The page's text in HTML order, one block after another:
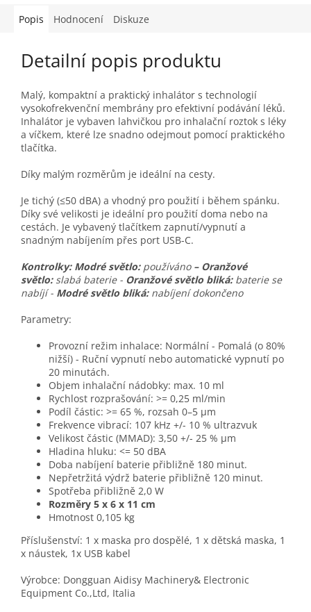
Popis Hodnocení Diskuze
Detailní popis produktu
Malý, kompaktní a praktický inhalátor s technologií
vysokofrekvenční membrány pro efektivní podávání léků.
Inhalátor je vybaven lahvičkou pro inhalační roztok s léky
a víčkem, které lze snadno odejmout pomocí praktického
tlačítka.
Díky malým rozměrům je ideální na cesty.
Je tichý (≤50 dBA) a vhodný pro použití i během spánku.
Díky své velikosti je ideální pro použití doma nebo na
cestách. Je vybavený tlačítkem zapnutí/vypnutí a
snadným nabíjením přes port USB-C.
Kontrolky: Modré světlo: používáno – Oranžové
světlo: slabá baterie - Oranžové světlo bliká: baterie se
nabíjí - Modré světlo bliká: nabíjení dokončeno
Parametry:
Provozní režim inhalace: Normální - Pomalá (o 80%
nižší) - Ruční vypnutí nebo automatické vypnutí po
20 minutách.
Objem inhalační nádobky: max. 10 ml
Rychlost rozprašování: >= 0,25 ml/min
Podíl částic: >= 65 %, rozsah 0–5 μm
Frekvence vibrací: 107 kHz +/- 10 % ultrazvuk
Velikost částic (MMAD): 3,50 +/- 25 % μm
Hladina hluku: <= 50 dBA
Doba nabíjení baterie přibližně 180 minut.
Nepřetržitá výdrž baterie přibližně 120 minut.
Spotřeba přibližně 2,0 W
Rozměry 5 x 6 x 11 cm
Hmotnost 0,105 kg
Příslušenství: 1 x maska pro dospělé, 1 x dětská maska, 1
x náustek, 1x USB kabel
Výrobce: Dongguan Aidisy Machinery& Electronic
Equipment Co.,Ltd, Italia